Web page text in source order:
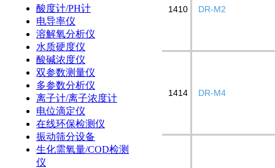
酸度计/PH计
电导率仪
溶解氧分析仪
水质硬度仪
酸碱浓度仪
双参数测量仪
多参数分析仪
离子计/离子浓度计
电位滴定仪
在线环保检测仪
振动筛分设备
生化需氧量/COD检测
仪
1410 DR-M2
1414 DR-M4